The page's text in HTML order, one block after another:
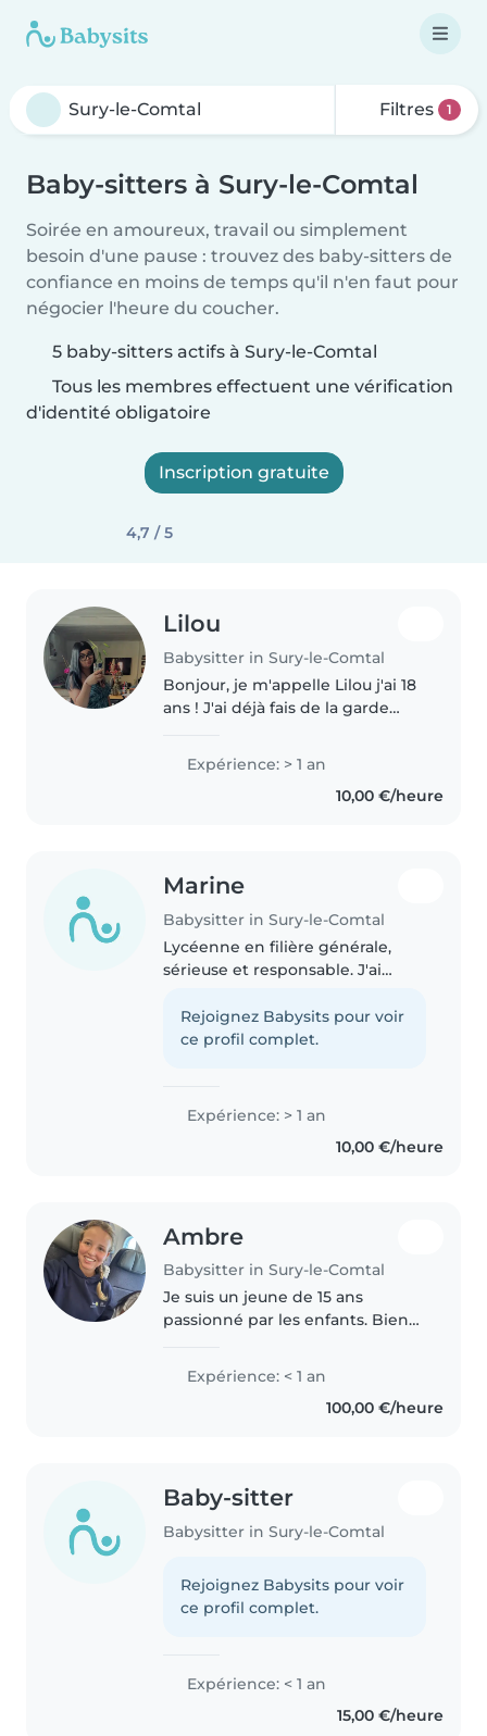
Filtres 1
Baby-sitters à Sury-le-Comtal
Soirée en amoureux, travail ou simplement
besoin d'une pause : trouvez des baby-sitters de
confiance en moins de temps qu'il n'en faut pour
négocier l'heure du coucher.
5 baby-sitters actifs à Sury-le-Comtal
Tous les membres effectuent une vérification
d'identité obligatoire
Inscription gratuite
4,7 / 5
Lilou
Babysitter in Sury-le-Comtal
Bonjour, je m'appelle Lilou j'ai 18
ans ! J'ai déjà fais de la garde
et j'ai également travaillé dans
un centre social à sury le comtal
Expérience: > 1 an
10,00 €/heure
Marine
Babysitter in Sury-le-Comtal
Lycéenne en filière générale,
sérieuse et responsable. J'ai
d'enfants, notamment avec mes
cousins, et j'ai déjà effectué un
Rejoignez Babysits pour voir
ce profil complet.
Expérience: > 1 an
10,00 €/heure
Ambre
Babysitter in Sury-le-Comtal
Je suis un jeune de 15 ans
passionné par les enfants. Bien
d'expérience de baby-sitting, je
suis très responsable, patient et
sportif. Je parle couramment le..
Expérience: < 1 an
100,00 €/heure
Baby-sitter
Babysitter in Sury-le-Comtal
Rejoignez Babysits pour voir
ce profil complet.
Expérience: < 1 an
15,00 €/heure